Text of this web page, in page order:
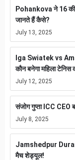
Pohankova ने 16
जानते हैं कैसे?
July 13, 2025
Iga Swiatek vs
कौन बनेगा महिला टेनिस
July 12, 2025
संजोग गुप्ता ICC CEO
July 8, 2025
Jamshedpur
मैच शेड्यूल!